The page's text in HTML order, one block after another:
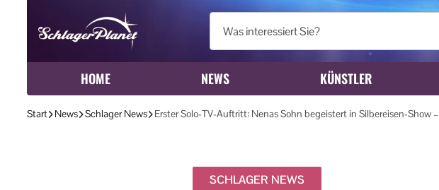
HOME NEWS KÜNSTLER
Start News Schlager News Erster Solo-TV-Auftritt: Nenas Sohn begeistert in Silbereisen-Show
SCHLAGER NEWS